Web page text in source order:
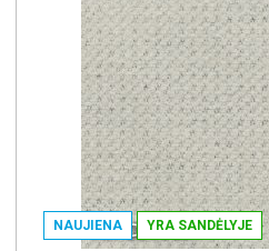
NAUJIENA YRA SANDĖLYJE